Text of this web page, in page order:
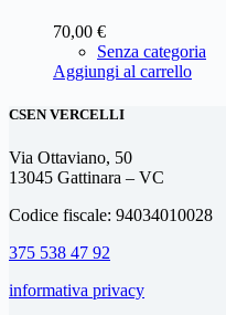
70,00 €
Senza categoria
Aggiungi al carrello
CSEN VERCELLI
Via Ottaviano, 50
13045 Gattinara – VC
Codice fiscale: 94034010028
375 538 47 92
informativa privacy